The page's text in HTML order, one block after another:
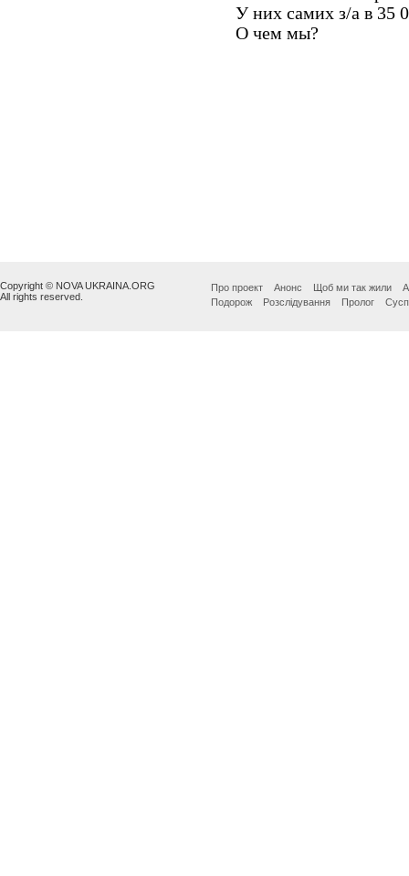
Copyright © NOVA UKRAINA.ORG
All rights reserved.
Про проект Анонс Щоб ми так жили
Подорож
Розслідування Пролог